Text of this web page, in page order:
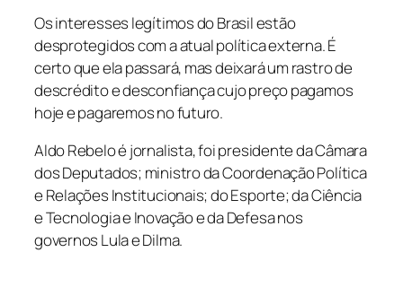
Os interesses legítimos do Brasil estão
desprotegidos com a atual política externa. É
certo que ela passará, mas deixará um rastro de
descrédito e desconfiança cujo preço pagamos
hoje e pagaremos no futuro.
Aldo Rebelo é jornalista, foi presidente da Câmara
dos Deputados; ministro da Coordenação Política
e Relações Institucionais; do Esporte; da Ciência
e Tecnologia e Inovação e da Defesa nos
governos Lula e Dilma.